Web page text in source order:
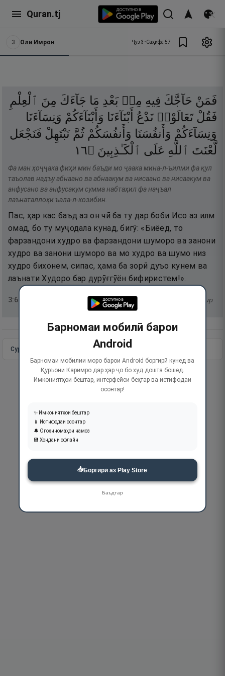
Quran.tj
3 Оли Имрон Ҷуз 3 •Саҳифа 57
فَمَنْ حَآجَّكَ فِيهِ مِنۢ بَعْدِ مَا جَآءَكَ مِنَ ٱلْعِلْمِ
فَقُلْ تَعَالَوْا۟ نَدْعُ أَبْنَآءَنَا وَأَبْنَآءَكُمْ وَنِسَآءَنَا
وَنِسَآءَكُمْ وَأَنفُسَنَا وَأَنفُسَكُمْ ثُمَّ نَبْتَهِلْ فَنَجْعَل
لَّعْنَتَ ٱللَّهِ عَلَى ٱلْكَـٰذِبِينَ ۝٦١
Фа ман ҳоҷҷака фиҳи мин баъди мо ҷаака мина-л-ъилми фа қул
таъолав надъу абнаано ва абнаакум ва нисаано ва нисаакум ва
анфусано ва анфусакум сумма набтаҳил фа наҷъал
лаънаталлоҳи ъала-л-козибин.
Пас, ҳар кас баъд аз он чӣ ба ту дар боби Исо аз илм
омад, бо ту муҷодала кунад, бигӯ: «Биёед, то
фарзандони худро ва фарзандони шуморо ва занони
худро ва занони шуморо ва мо худро ва шумо низ
худро бихонем, сипас, ҳама ба зорӣ дуъо кунем ва
лаънати Худоро бар дурӯғгӯён бифиристем!».
3:61 тафсир
Сураи пурра Идома додан
Барномаи мобилӣ барои
Android
Барномаи мобилии моро барои Android боргирӣ кунед ва
Қуръони Каримро дар ҳар ҷо бо худ дошта бошед.
Имкониятҳои бештар, интерфейси беҳтар ва истифодаи
осонтар!
✨ Имкониятҳои бештар
📱 Истифодаи осонтар
🔔 Огоҳиномаҳои намоз
💾 Хондани офлайн
📥Боргирӣ аз Play Store
Баъдтар